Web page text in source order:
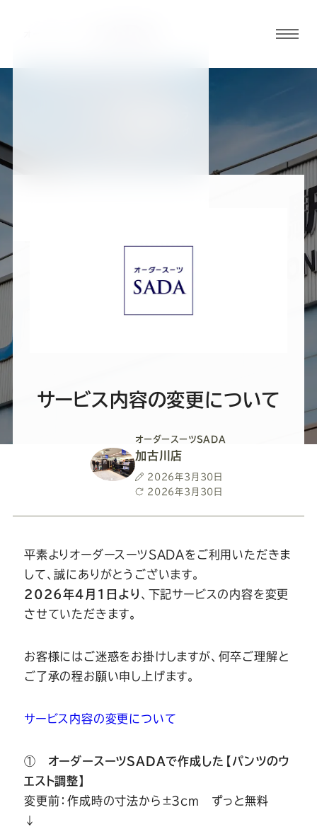
ーボ
タン
ー
SADA
の
公
式
ー
SADA
の
公
式
ー
ダ
ー
ー
ツ
SADA
の
公
式
ー
ダ
ー
ー
ツ
SADA
の
公
式
ー
ー
ー
ツ
SADA
の
公
式
サービス内容の変更について
オーダースーツSADA
加古川店
投
稿
2026年3月30日
最
日
2026年3月30日
平素よりオーダースーツSADAをご利用いただきま
して、誠にありがとうございます。
2026年4月1日より 、下記サービスの内容を変更
させていただきます。
お客様にはご迷惑をお掛けしますが、何卒ご理解と
ご了承の程お願い申し上げます。
サービス内容の変更について
① オーダースーツSADAで作成した【パンツのウ
エスト調整】
変更前：作成時の寸法から±3cm ずっと無料
↓